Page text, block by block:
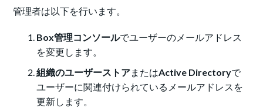
管理者は以下を行います。
Box管理コンソールでユーザーのメールアドレス
を変更します。
組織のユーザーストアまたはActive Directoryで
ユーザーに関連付けられているメールアドレスを
更新します。